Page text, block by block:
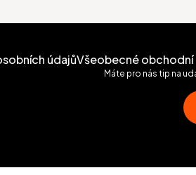
údajůVšeobecné
Máte pro nás tip na